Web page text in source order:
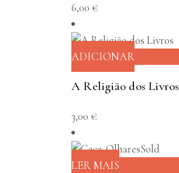
6,00 €
ADICIONAR
A Religião dos Livros
3,00 €
Sold
LER MAIS